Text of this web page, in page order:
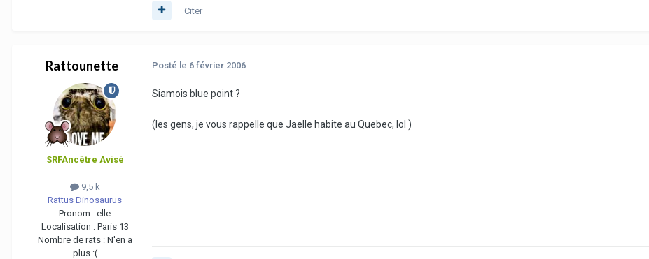
Citer
Rattounette
SRFAncêtre Avisé
9,5 k
Rattus Dinosaurus
Pronom : elle
Localisation : Paris 13
Nombre de rats : N'en a
plus :(
Posté le 6 février 2006
Siamois blue point ?
(les gens, je vous rappelle que Jaelle habite au Quebec, lol )